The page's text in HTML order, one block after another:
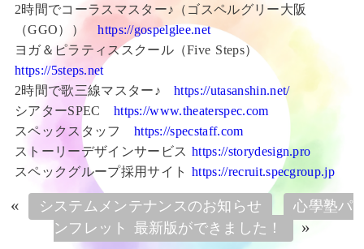
2時間でコーラスマスター♪（ゴスペルグリー大阪
（GGO））https://gospelglee.net
ヨガ＆ピラティススクール（Five Steps）
https://5steps.net
2時間で歌三線マスター♪https://utasanshin.net/
シアターSPEC https://www.theaterspec.com
スペックスタッフ https://specstaff.com
ストーリーデザインサービスhttps://storydesign.pro
スペックグループ採用サイトhttps://recruit.specgroup.jp
« システムメンテナンスのお知らせ
心學塾パ
ンフレット 最新版ができました！
»